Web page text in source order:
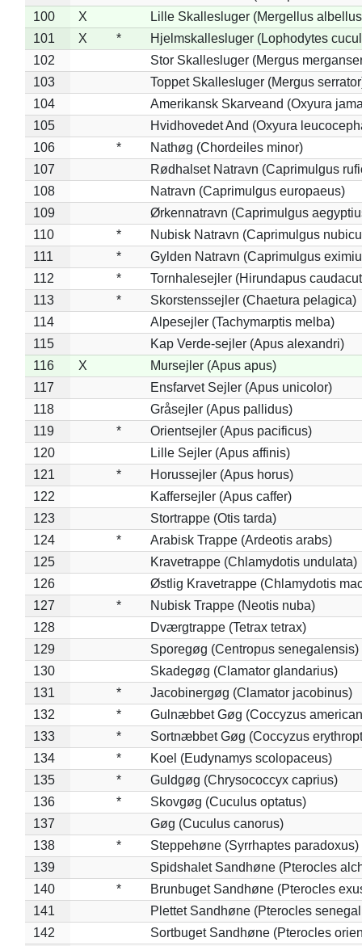
100
X
Lille Skallesluger (Mergellus
101
X *
Hjelmskallesluger (Lophodytes
102
Stor Skallesluger (Mergus
103
Toppet Skallesluger (Mergus
104
Amerikansk Skarveand (Oxyura
105
Hvidhovedet And (Oxyura
106
*
Nathøg (Chordeiles minor)
107
Rødhalset Natravn (Caprimulgus
108
Natravn (Caprimulgus europaeus)
109
Ørkennatravn (Caprimulgus
110
*
Nubisk Natravn (Caprimulgus
111
*
Gylden Natravn (Caprimulgus
112
*
Tornhalesejler (Hirundapus
113
*
Skorstenssejler (Chaetura pelagica)
114
Alpesejler (Tachymarptis melba)
115
Kap Verde-sejler (Apus alexandri)
116
X
Mursejler (Apus apus)
117
Ensfarvet Sejler (Apus unicolor)
118
Gråsejler (Apus pallidus)
119
*
Orientsejler (Apus pacificus)
120
Lille Sejler (Apus affinis)
121
*
Horussejler (Apus horus)
122
Kaffersejler (Apus caffer)
123
Stortrappe (Otis tarda)
124
*
Arabisk Trappe (Ardeotis arabs)
125
Kravetrappe (Chlamydotis undulata)
126
Østlig Kravetrappe (Chlamydotis
127
*
Nubisk Trappe (Neotis nuba)
128
Dværgtrappe (Tetrax tetrax)
129
Sporegøg (Centropus senegalensis)
130
Skadegøg (Clamator glandarius)
131
*
Jacobinergøg (Clamator jacobinus)
132
*
Gulnæbbet Gøg (Coccyzus
133
*
Sortnæbbet Gøg (Coccyzus
134
*
Koel (Eudynamys scolopaceus)
135
*
Guldgøg (Chrysococcyx caprius)
136
*
Skovgøg (Cuculus optatus)
137
Gøg (Cuculus canorus)
138
*
Steppehøne (Syrrhaptes paradoxus)
139
Spidshalet Sandhøne (Pterocles
140
*
Brunbuget Sandhøne (Pterocles
141
Plettet Sandhøne (Pterocles
142
Sortbuget Sandhøne (Pterocles